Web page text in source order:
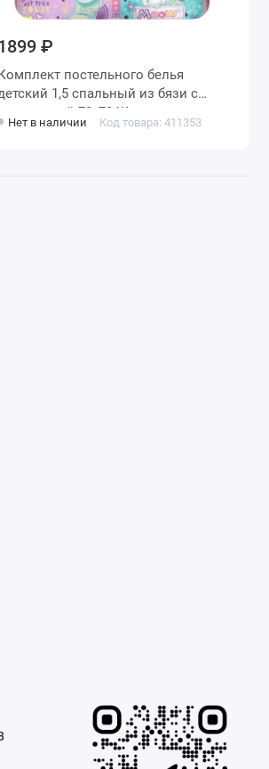
₽
постельного белья
1,5 спальный из бязи с
наволочкой 70х70 Животные
Василиса
Нет в наличии Код товара: 411353